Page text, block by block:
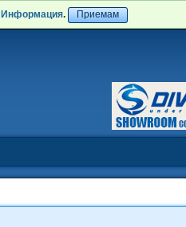
Информация. Приемам